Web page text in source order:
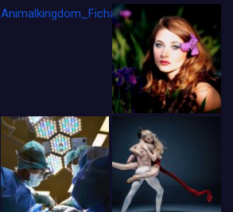
Animalkingdom_FichaCine